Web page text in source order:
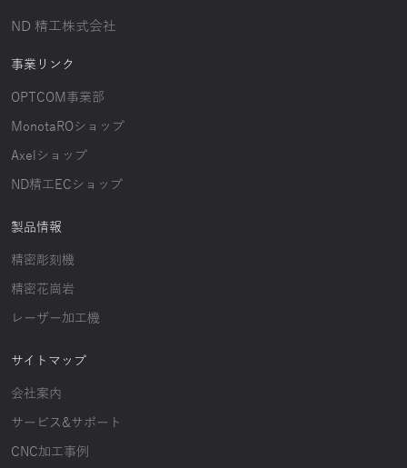
ND 精工株式会社
事業リンク
OPTCOM事業部
MonotaROショップ
Axelショップ
ND精工ECショップ
製品情報
精密彫刻機
精密花崗岩
レーザー加工機
サイトマップ
会社案内
サービス&サポート
CNC加工事例